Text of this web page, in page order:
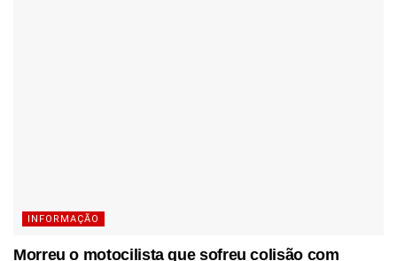
INFORMAÇÃO
Morreu o motocilista que sofreu colisão com